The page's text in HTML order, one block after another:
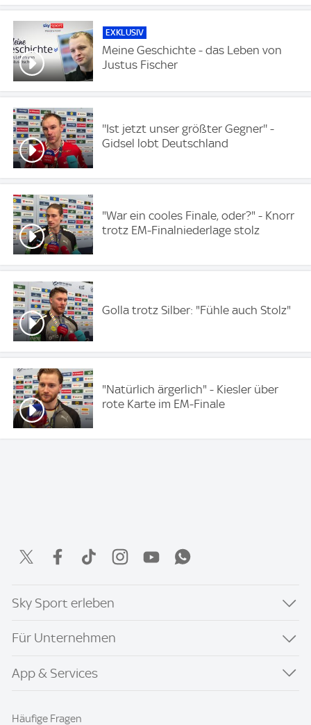
EXKLUSIV
Meine Geschichte - das Leben von
Justus Fischer
''Ist jetzt unser größter Gegner'' -
Gidsel lobt Deutschland
"War ein cooles Finale, oder?" - Knorr
trotz EM-Finalniederlage stolz
Golla trotz Silber: "Fühle auch Stolz"
"Natürlich ärgerlich" - Kiesler über
rote Karte im EM-Finale
Sky Sport erleben
Für Unternehmen
App & Services
Häufige Fragen